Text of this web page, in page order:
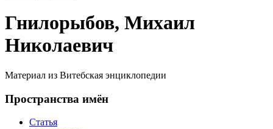
Гнилорыбов, Михаил
Николаевич
Материал из Витебская энциклопедии
Пространства имён
Статья